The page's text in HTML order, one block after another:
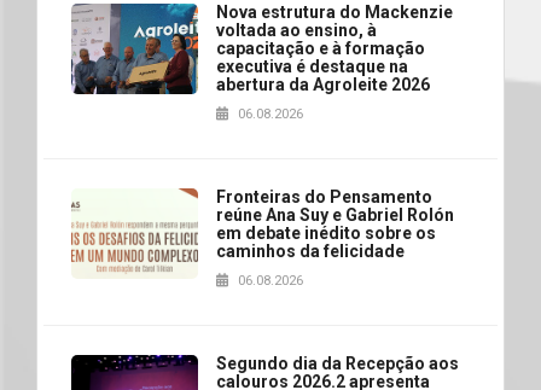
Nova estrutura do Mackenzie
voltada ao ensino, à
capacitação e à formação
executiva é destaque na
abertura da Agroleite 2026
06.08.2026
Fronteiras do Pensamento
reúne Ana Suy e Gabriel Rolón
em debate inédito sobre os
caminhos da felicidade
06.08.2026
Segundo dia da Recepção aos
calouros 2026.2 apresenta